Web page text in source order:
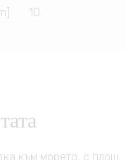
10
към морето, с площ